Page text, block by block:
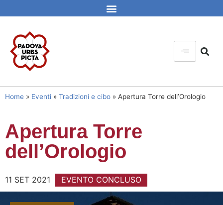
Home » Eventi » Tradizioni e cibo » Apertura Torre dell’Orologio
Apertura Torre
dell’Orologio
11 SET 2021 EVENTO CONCLUSO